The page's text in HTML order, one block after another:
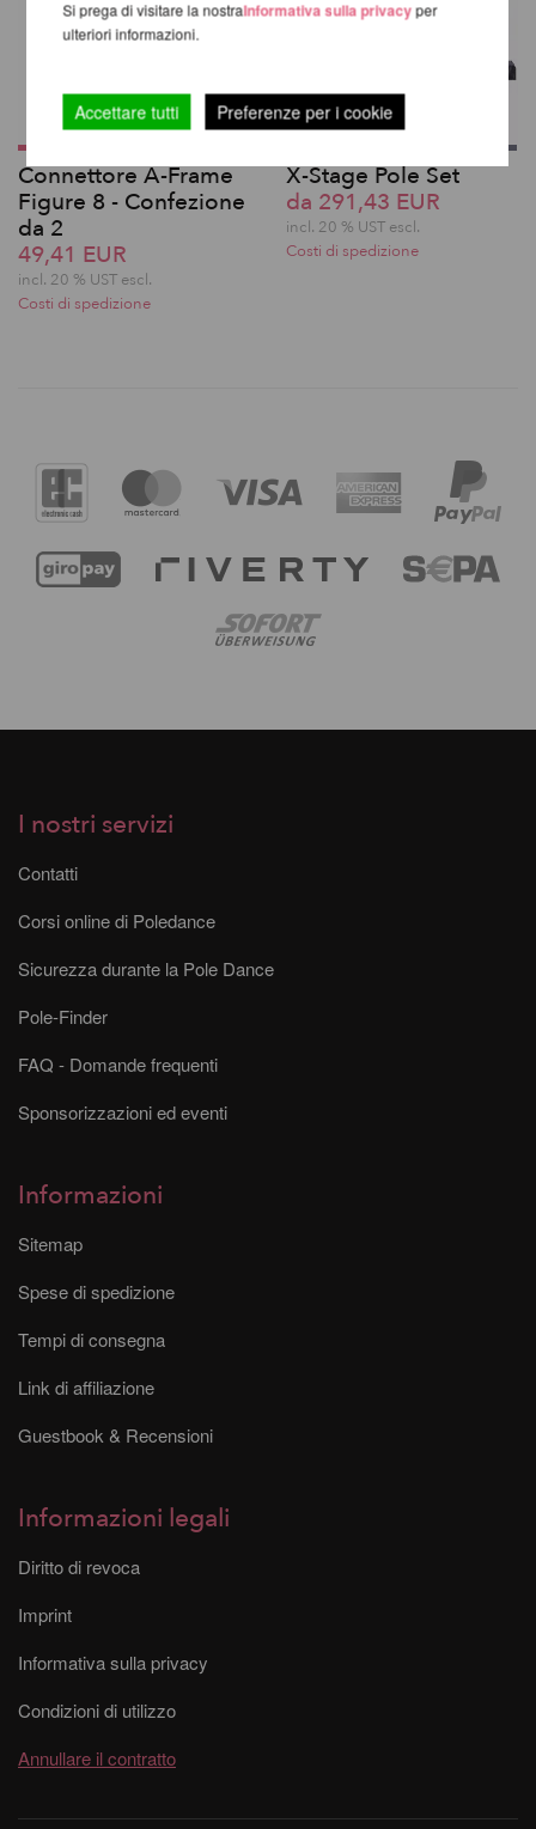
Connettore A-Frame
Figure 8 - Confezione
da 2
49,41 EUR
incl. 20 % UST escl.
Costi di spedizione
X-Stage Pole Set
da 291,43 EUR
incl. 20 % UST escl.
Costi di spedizione
I nostri servizi
Contatti
Corsi online di Poledance
Sicurezza durante la Pole Dance
Pole-Finder
FAQ - Domande frequenti
Sponsorizzazioni ed eventi
Informazioni
Sitemap
Spese di spedizione
Tempi di consegna
Link di affiliazione
Guestbook & Recensioni
Informazioni legali
Diritto di revoca
Imprint
Informativa sulla privacy
Condizioni di utilizzo
Annullare il contratto
Si prega di visitare la nostraInformativa sulla privacyper
ulteriori informazioni.
Accettare tutti Preferenze per i cookie